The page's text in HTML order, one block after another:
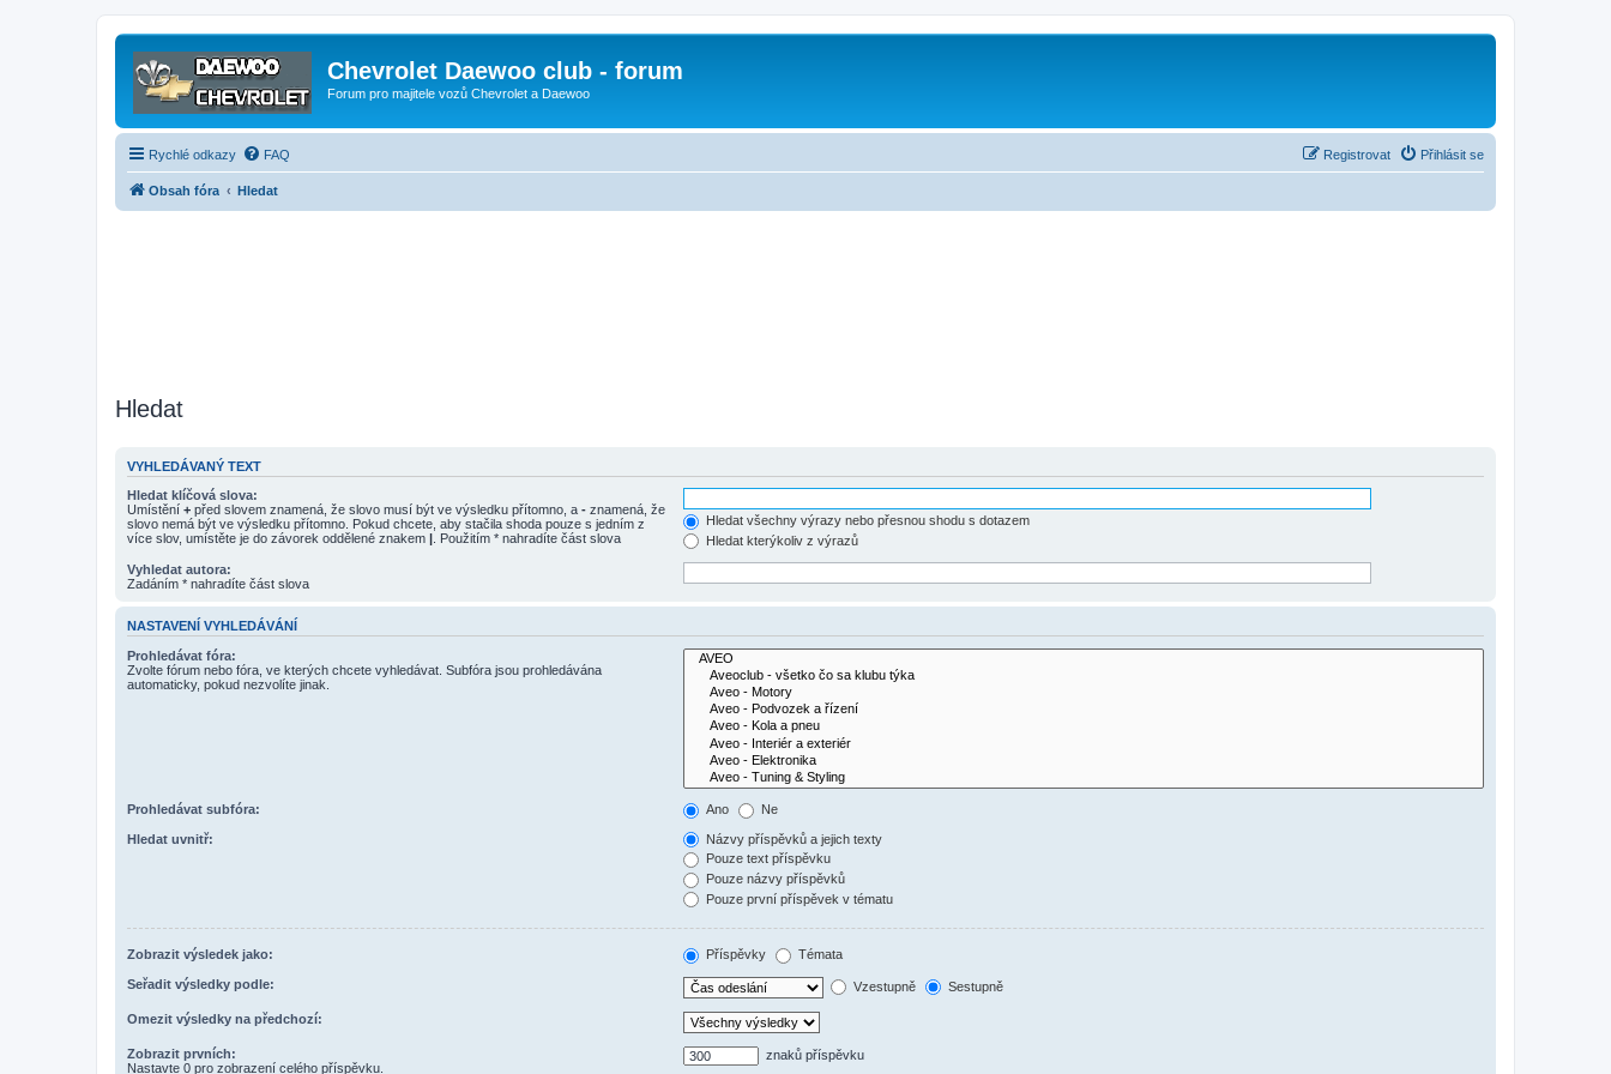
Chevrolet Daewoo club - forum
Forum pro majitele vozů Chevrolet a Daewoo
Rychlé odkazy FAQ Přihlásit se
Registrovat
Obsah fóra Hledat
Hledat
VYHLEDÁVANÝ TEXT
Hledat klíčová slova:
Umístění + před slovem znamená, že slovo musí být ve výsledku přítomno, a - znamená, že
slovo nemá být ve výsledku přítomno. Pokud chcete, aby stačila shoda pouze s jedním z
více slov, umístěte je do závorek oddělené znakem | . Použitím * nahradíte část slova
Hledat všechny výrazy nebo přesnou shodu s dotazem
Hledat kterýkoliv z výrazů
Vyhledat autora:
Zadáním * nahradíte část slova
NASTAVENÍ VYHLEDÁVÁNÍ
Prohledávat fóra:
Zvolte fórum nebo fóra, ve kterých chcete vyhledávat. Subfóra jsou prohledávána
automaticky, pokud nezvolíte jinak.
Prohledávat subfóra: Ano Ne
Hledat uvnitř:
Názvy příspěvků a jejich texty
Pouze text příspěvku
Pouze názvy příspěvků
Pouze první příspěvek v tématu
Zobrazit výsledek jako: Příspěvky Témata
Seřadit výsledky podle: Vzestupně Sestupně
Omezit výsledky na předchozí:
Zobrazit prvních:
Nastavte 0 pro zobrazení celého příspěvku.
znaků příspěvku